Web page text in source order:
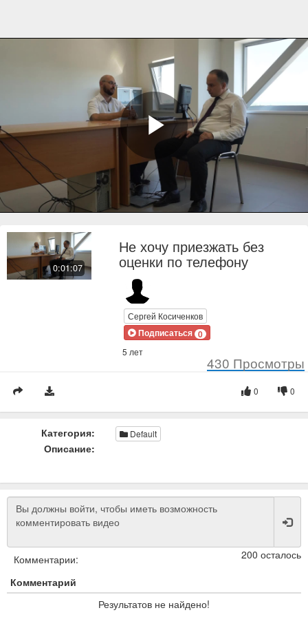
Play
0:01:07
Не хочу приезжать без
оценки по телефону
Сергей Косиченков
Подписаться 0
5 лет
430 Просмотры
0
0
Категория: Default
Описание:
200 осталось
Комментарии:
Комментарий
Результатов не найдено!